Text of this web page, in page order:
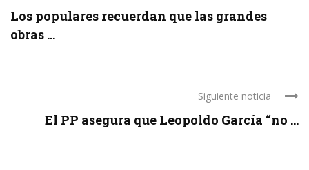
Los populares recuerdan que las grandes
obras ...
Siguiente noticia
El PP asegura que Leopoldo García “no ...